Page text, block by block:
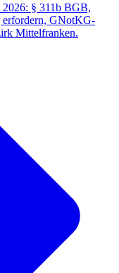
§ 311b BGB,
erfordern, GNotKG-
Mittelfranken.